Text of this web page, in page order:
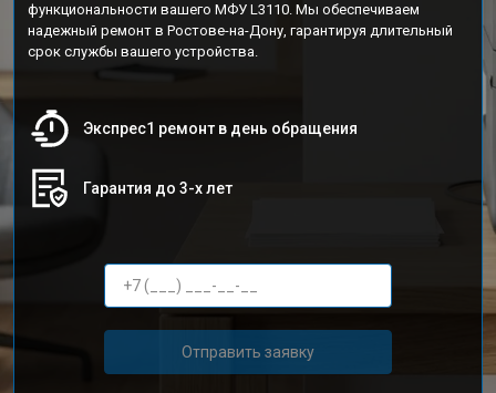
функциональности вашего МФУ L3110. Мы обеспечиваем
надежный ремонт в Ростове-на-Дону, гарантируя длительный
срок службы вашего устройства.
Экспрес1 ремонт в день обращения
Гарантия до 3-х лет
Отправить заявку